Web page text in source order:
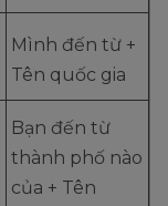
Mình đến từ +
Tên quốc gia
Bạn đến từ
thành phố nào
của + Tên